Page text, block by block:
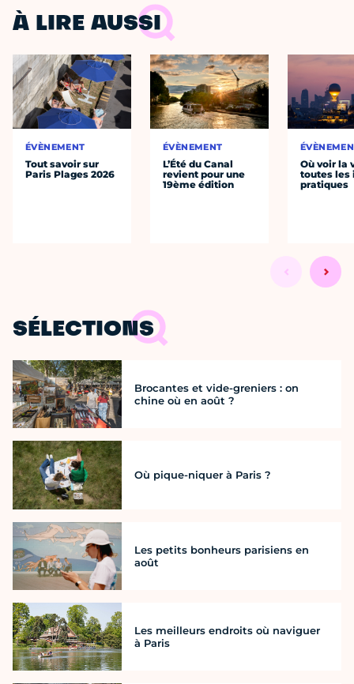
À LIRE AUSSI
ÉVÈNEMENT
Tout savoir sur
Paris Plages 2026
ÉVÈNEMENT
L’Été du Canal
revient pour une
19ème édition
Où voir la
toutes les
pratiques
SÉLECTIONS
Brocantes et vide-greniers : on
chine où en août ?
Où pique-niquer à Paris ?
Les petits bonheurs parisiens en
août
Les meilleurs endroits où naviguer
à Paris